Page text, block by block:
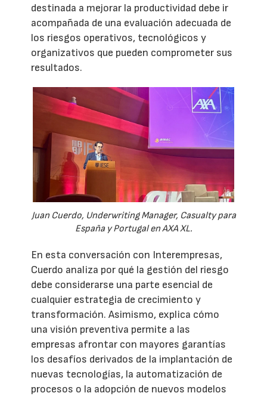
destinada a mejorar la productividad debe ir
acompañada de una evaluación adecuada de
los riesgos operativos, tecnológicos y
organizativos que pueden comprometer sus
resultados.
Juan Cuerdo, Underwriting Manager, Casualty para
España y Portugal en AXA XL.
En esta conversación con Interempresas,
Cuerdo analiza por qué la gestión del riesgo
debe considerarse una parte esencial de
cualquier estrategia de crecimiento y
transformación. Asimismo, explica cómo
una visión preventiva permite a las
empresas afrontar con mayores garantías
los desafíos derivados de la implantación de
nuevas tecnologías, la automatización de
procesos o la adopción de nuevos modelos